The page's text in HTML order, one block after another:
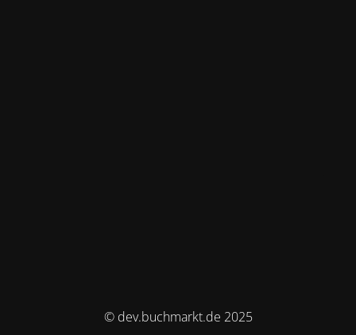
© dev.buchmarkt.de 2025